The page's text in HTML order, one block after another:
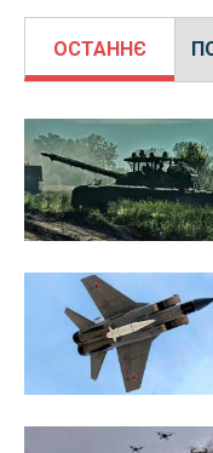
ОСТАННЄ